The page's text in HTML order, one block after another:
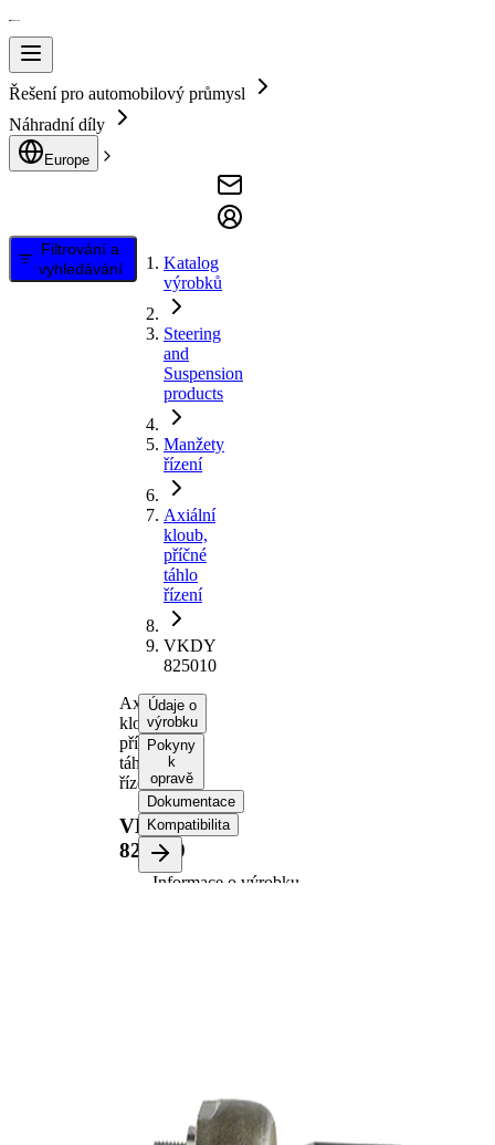
Řešení pro automobilový průmysl
Náhradní díly
Europe
Filtrování a
vyhledávání
Katalog
výrobků
Steering
and
Suspension
products
Manžety
řízení
Axiální
kloub,
příčné
táhlo
řízení
VKDY
825010
Axiální
kloub,
příčné
táhlo
řízení
VKDY
825010
Údaje o
výrobku
Pokyny
k
opravě
Dokumentace
Kompatibilita
Informace o výrobku